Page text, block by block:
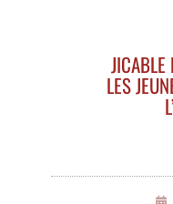
LES